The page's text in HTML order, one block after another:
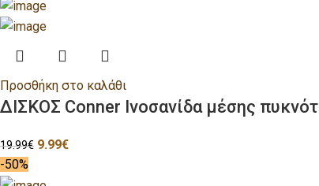
Προσθήκη στο καλάθι
ΔΙΣΚΟΣ Conner Ινοσανίδα μέσης
19.99€ 9.99€
-50%